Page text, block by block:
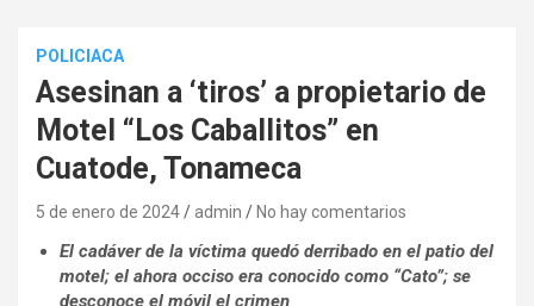
POLICIACA
Asesinan a ‘tiros’ a propietario de
Motel “Los Caballitos” en
Cuatode, Tonameca
5 de enero de 2024 admin No hay comentarios
El cadáver de la víctima quedó derribado en el patio del
motel; el ahora occiso era conocido como “Cato”; se
desconoce el móvil el crimen